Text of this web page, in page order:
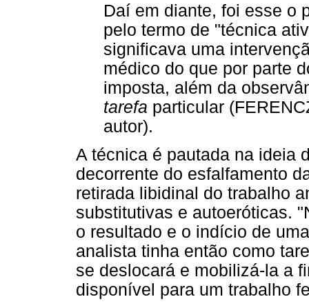
Daí em diante, foi esse o
pelo termo de "técnica
significava uma
médico do que por parte
imposta, além da
tarefa particular
autor).
A técnica é pautada na ideia
decorrente do esfalfamento
retirada libidinal do trabalho
substitutivas e autoeróticas.
o resultado e o indício de
analista tinha então como
se deslocará e mobilizá-la a
disponível para um trabalho